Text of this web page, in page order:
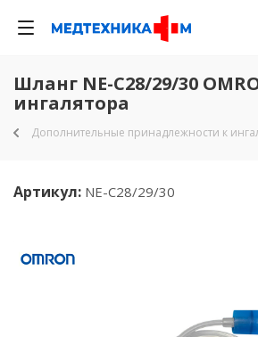
Шланг NE-C28/29/30
ингалятора
Дополнительные принадлежности к
Артикул: NE-C28/29/30